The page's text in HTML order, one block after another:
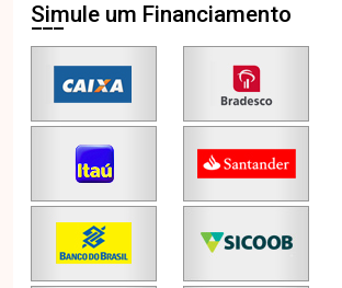
Simule um Financiamento